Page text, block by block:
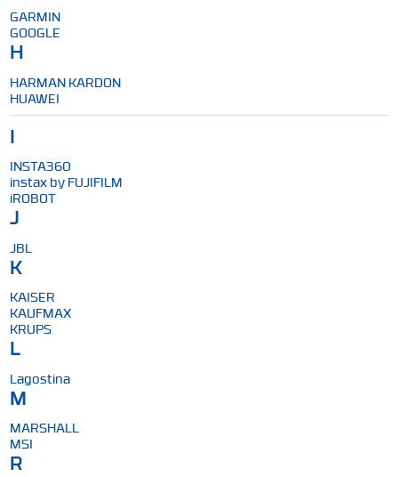
GARMIN
GOOGLE
H
HARMAN KARDON
HUAWEI
I
INSTA360
instax by FUJIFILM
iROBOT
J
JBL
K
KAISER
KAUFMAX
KRUPS
L
Lagostina
M
MARSHALL
MSI
R